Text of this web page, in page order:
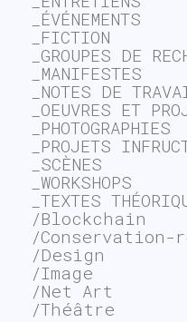
_ÉVÉNEMENTS
_FICTION
_GROUPES DE
_MANIFESTES
_NOTES DE
_OEUVRES ET
_PHOTOGRAPHIES
_PROJETS
_SCÈNES
_WORKSHOPS
_TEXTES
/Blockchain
/Conservation-
/Design
/Image
/Net Art
/Théâtre